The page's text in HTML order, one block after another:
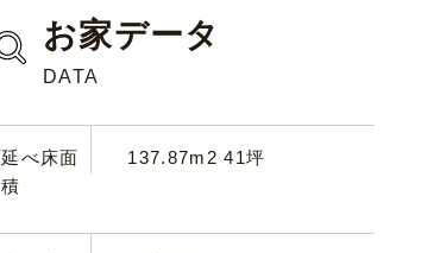
お家データ
DATA
延べ床面
積
137.87m2 41坪